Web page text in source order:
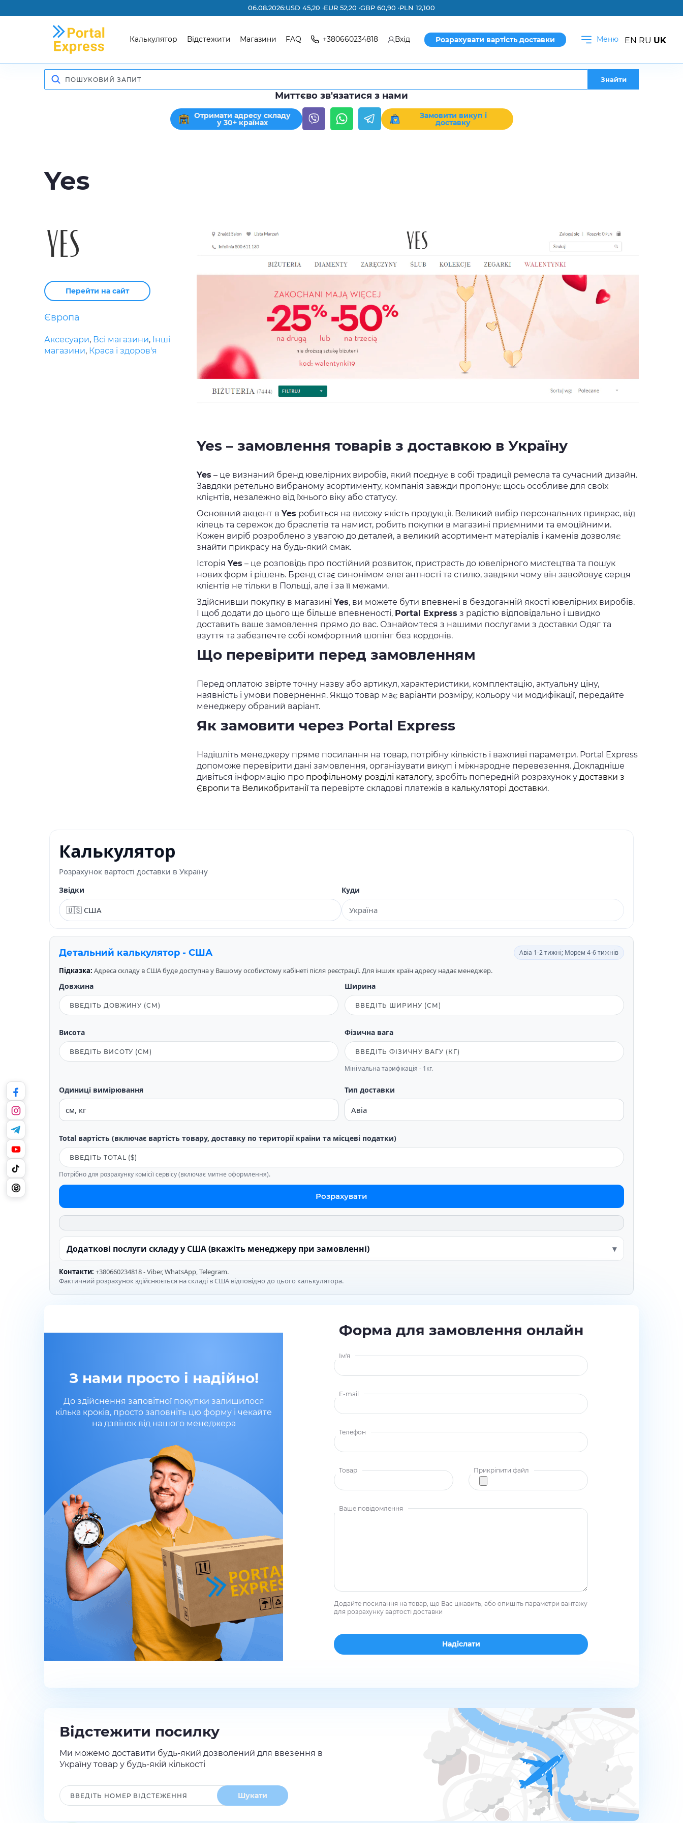
06.08.2026:USD 45,20 ·EUR 52,20 ·GBP 60,90 ·PLN 12,100
Калькулятор Відстежити Магазини FAQ +380660234818 Вхід Розрахувати вартість доставки Меню
Знайти
Миттєво зв'язатися з нами
Отримати адресу складу
у 30+ країнах
Замовити викуп і
доставку
Yes
Перейти на сайт
Європа
Аксесуари, Всі магазини, Інші
магазини, Краса і здоров'я
Yes – замовлення товарів з доставкою в Україну
Yes – це визнаний бренд ювелірних виробів, який поєднує в собі традиції ремесла та сучасний дизайн.
Завдяки ретельно вибраному асортименту, компанія завжди пропонує щось особливе для своїх
клієнтів, незалежно від їхнього віку або статусу.
Основний акцент в Yes робиться на високу якість продукції. Великий вибір персональних прикрас, від
кілець та сережок до браслетів та намист, робить покупки в магазині приємними та емоційними.
Кожен виріб розроблено з увагою до деталей, а великий асортимент матеріалів і каменів дозволяє
знайти прикрасу на будь-який смак.
Історія Yes – це розповідь про постійний розвиток, пристрасть до ювелірного мистецтва та пошук
нових форм і рішень. Бренд стає синонімом елегантності та стилю, завдяки чому він завойовує серця
клієнтів не тільки в Польщі, але і за її межами.
Здійснивши покупку в магазині Yes, ви можете бути впевнені в бездоганній якості ювелірних виробів.
І щоб додати до цього ще більше впевненості, Portal Express з радістю відповідально і швидко
доставить ваше замовлення прямо до вас. Ознайомтеся з нашими послугами з доставки Одяг та
взуття та забезпечте собі комфортний шопінг без кордонів.
Що перевірити перед замовленням
Перед оплатою звірте точну назву або артикул, характеристики, комплектацію, актуальну ціну,
наявність і умови повернення. Якщо товар має варіанти розміру, кольору чи модифікації, передайте
менеджеру обраний варіант.
Як замовити через Portal Express
Надішліть менеджеру пряме посилання на товар, потрібну кількість і важливі параметри. Portal Express
допоможе перевірити дані замовлення, організувати викуп і міжнародне перевезення. Докладніше
дивіться інформацію про профільному розділі каталогу, зробіть попередній розрахунок у доставки з
Європи та Великобританії та перевірте складові платежів в калькуляторі доставки.
Калькулятор
Розрахунок вартості доставки в Україну
Звідки Куди
Детальний калькулятор - США Авіа 1-2 тижні; Морем 4-6 тижнів
Підказка: Адреса складу в США буде доступна у Вашому особистому кабінеті після реєстрації. Для інших країн адресу надає менеджер.
Довжина Ширина
Висота Фізична вага
Мінімальна тарифікація - 1кг.
Одиниці вимірювання Тип доставки
Total вартість (включає вартість товару, доставку по території країни та місцеві податки)
Потрібно для розрахунку комісії сервісу (включає митне оформлення).
Розрахувати
Додаткові послуги складу у США (вкажіть менеджеру при замовленні)
Контакти: +380660234818 - Viber, WhatsApp, Telegram.
Фактичний розрахунок здійснюється на складі в США відповідно до цього калькулятора.
З нами просто і надійно!
До здійснення заповітної покупки залишилося
кілька кроків, просто заповніть цю форму і чекайте
на дзвінок від нашого менеджера
Форма для замовлення онлайн
Ім'я
E-mail
Телефон
Товар Прикріпити файл
Ваше повідомлення
Додайте посилання на товар, що Вас цікавить, або опишіть параметри вантажу
для розрахунку вартості доставки
Відстежити посилку
Ми можемо доставити будь-який дозволений для ввезення в
Україну товар у будь-якій кількості
Шукати
EN RU UK